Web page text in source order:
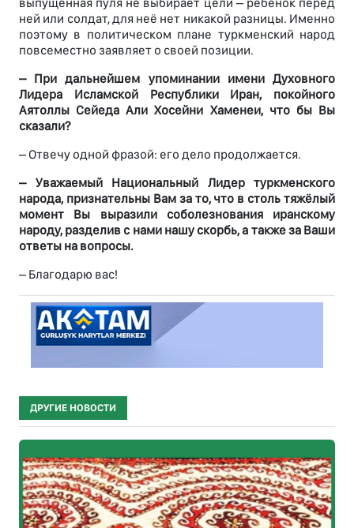
ней или солдат, для неё нет никакой разницы. Именно
поэтому в политическом плане туркменский народ
повсеместно заявляет о своей позиции.
– При дальнейшем упоминании имени Духовного
Лидера Исламской Республики Иран, покойного
Аятоллы Сейеда Али Хосейни Хаменеи, что бы Вы
сказали?
– Отвечу одной фразой: его дело продолжается.
– Уважаемый Национальный Лидер туркменского
народа, признательны Вам за то, что в столь тяжёлый
момент Вы выразили соболезнования иранскому
народу, разделив с нами нашу скорбь, а также за Ваши
ответы на вопросы.
– Благодарю вас!
ДРУГИЕ НОВОСТИ